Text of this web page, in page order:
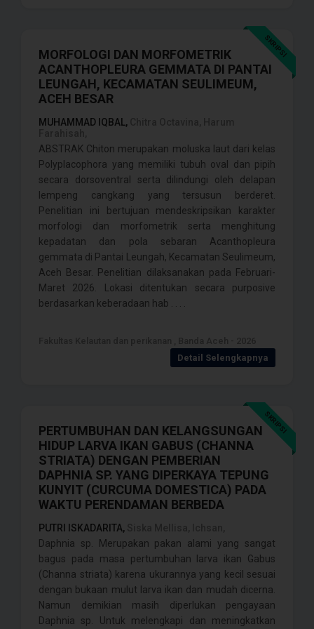
SKRIPSI
MORFOLOGI DAN MORFOMETRIK
ACANTHOPLEURA GEMMATA DI PANTAI
LEUNGAH, KECAMATAN SEULIMEUM,
ACEH BESAR
MUHAMMAD IQBAL,
ABSTRAK Chiton merupakan moluska laut dari kelas
Polyplacophora yang memiliki tubuh oval dan pipih
secara dorsoventral serta dilindungi oleh delapan
lempeng cangkang yang tersusun berderet.
Penelitian ini bertujuan mendeskripsikan karakter
morfologi dan morfometrik serta menghitung
kepadatan dan pola sebaran Acanthopleura
gemmata di Pantai Leungah, Kecamatan Seulimeum,
Aceh Besar. Penelitian dilaksanakan pada Februari-
Maret 2026. Lokasi ditentukan secara purposive
berdasarkan keberadaan hab . . . .
Detail Selengkapnya
SKRIPSI
PERTUMBUHAN DAN KELANGSUNGAN
HIDUP LARVA IKAN GABUS (CHANNA
STRIATA) DENGAN PEMBERIAN
DAPHNIA SP. YANG DIPERKAYA TEPUNG
KUNYIT (CURCUMA DOMESTICA) PADA
WAKTU PERENDAMAN BERBEDA
PUTRI ISKADARITA,
Daphnia sp. Merupakan pakan alami yang sangat
bagus pada masa pertumbuhan larva ikan Gabus
(Channa striata) karena ukurannya yang kecil sesuai
dengan bukaan mulut larva ikan dan mudah dicerna.
Namun demikian masih diperlukan pengayaan
Daphnia sp. Untuk melengkapi dan meningkatkan